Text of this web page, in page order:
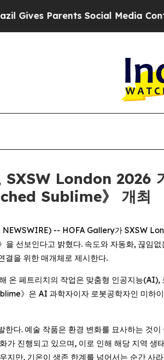
Parents Social Media
London 2026
Sublime》 개최
-- HOFA Gallery가 SXSW
을 선보인다고 밝혔다. 속도와 자동화, 끊임
결을 위한 매개체로 제시한다.
온 페트리치의 작업은 맞춤형 인공지능
》은 AI 과학자이자 로봇공학자인 미하
한다. 예술 작품은 환경 변화를 묘사하는 것
가 진행되고 있으며, 이로 인해 해당 지역
지만, 기온이 생존 한계를 넘어서는 순간 사